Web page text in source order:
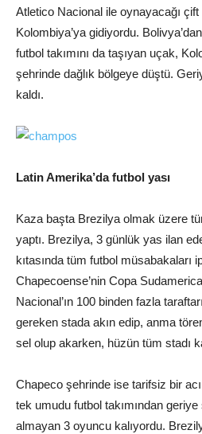
Atletico Nacional ile oynayacağı çift
Kolombiya’ya gidiyordu.
futbol takımını da taşıyan uçak,
şehrinde dağlık bölgeye düştü.
kaldı.
Latin Amerika’da futbol yası
Kaza başta Brezilya olmak üzere
yaptı. Brezilya, 3 günlük yas ilan
kıtasında tüm futbol müsabakaları
Chapecoense’nin Copa
Nacional’ın 100 binden fazla
gereken stada akın edip, anma
sel olup akarken, hüzün tüm stadı
Chapeco şehrinde ise tarifsiz bir
tek umudu futbol takımından
almayan 3 oyuncu kalıyordu.